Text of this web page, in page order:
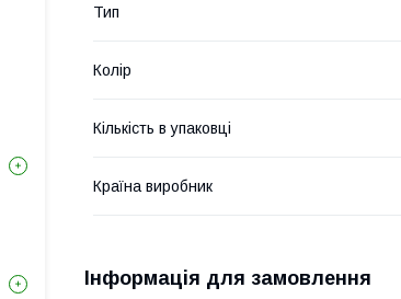
Тип
Колір
Кількість в упаковці
Країна виробник
Інформація для замовлення